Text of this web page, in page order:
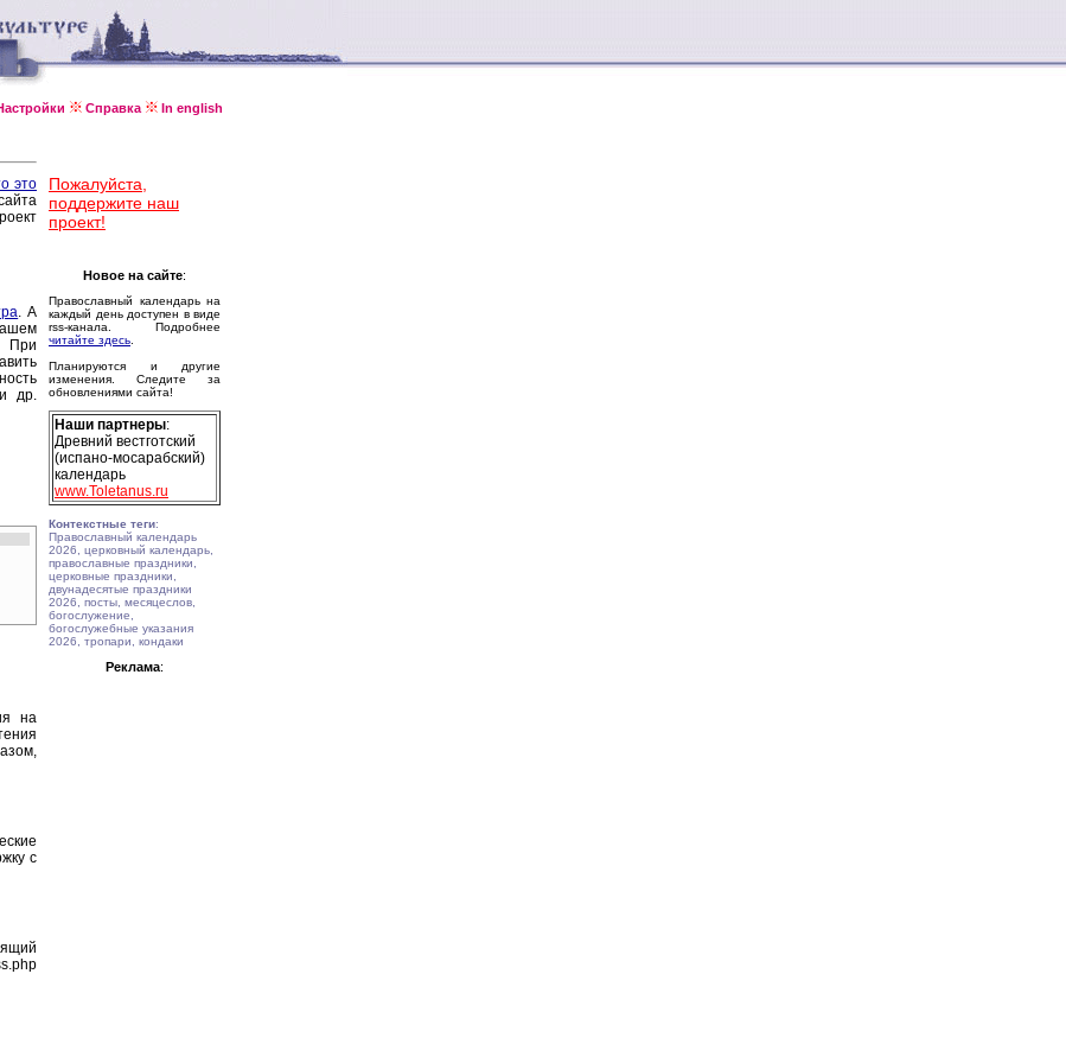
Справка In english
это
. А
При
др.
на
с
Пожалуйста,
поддержите наш
проект!
Новое на сайте:
Православный календарь на
каждый день доступен в виде
rss-канала. Подробнее
читайте здесь
Планируются и другие
изменения. Следите за
обновлениями сайта!
Наши партнеры:
Древний вестготский
(испано-мосарабский)
календарь
www.Toletanus.ru
Контекстные теги:
Православный календарь
2026, церковный календарь,
православные праздники,
церковные праздники,
двунадесятые праздники
2026, посты, месяцеслов,
богослужение,
богослужебные указания
2026, тропари, кондаки
Реклама: